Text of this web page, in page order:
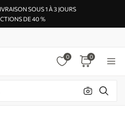
SOUS 1 À 3 JOURS
DE 40 %
0 0